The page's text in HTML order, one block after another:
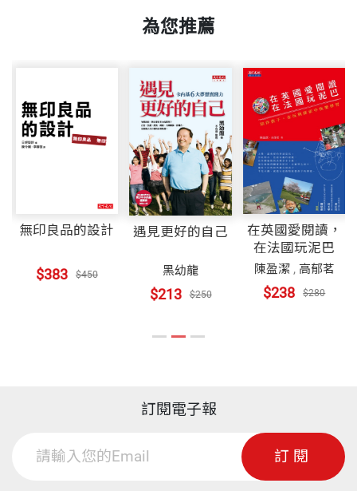
進階觀察：郭董的雲端管理
我最近的形象不太好／明年我們一起見總書記／鄉下
小子出國進修／員工成長，公司才會成長／13連跳事
件／鐵皮屋裡90天／打造下一代未來科技／別讓郭台
卷２ 回眸鴻夏戀
第６章：學習百年企業
從歷史走來的堺市／命運乖戾，一歲被棄／流著汗水
般人不同，選擇創業，而且不甘於只做中小企業，做
爭，都要做第一，從世界地圖中的偏遠一角勝出，這
位拚天下的台灣之子，的確是英雄。。
英雄有夢，翻轉夏普
2016年，郭台銘經過4年多不屈不撓的努力，完成了
30多年的夢想—鴻海購併了夏普—連歷年來對他頗有
微詞的本土企業家也不得不佩服，台灣企業首次入主
日本知名品牌。台灣不再只靠日本技術轉移，而要在
已久的夏普。《日經新聞》票選郭台銘為今年最受矚
目的日本五位企業家之一，而在鴻海入主夏普後的半
年內，夏普已經有了盈餘，2016年10到12月，實現
She is the author of best-selling The Biography of Mr
cholarships, including the National Literature Award.
She has interviewed over 300 political and business l
eaders worldwide.
為您推薦
無印良品的設計
$383 $450
遇見更好的自己
黑幼龍
$213 $250
在英國愛閱讀，
在法國玩泥巴
陳盈潔, 高郁茗
$238 $280
訂閱電子報
訂閱